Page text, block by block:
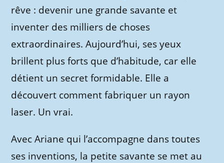
rêve : devenir une grande savante et
inventer des milliers de choses
extraordinaires. Aujourd’hui, ses yeux
brillent plus forts que d’habitude, car elle
détient un secret formidable. Elle a
découvert comment fabriquer un rayon
laser. Un vrai.
Avec Ariane qui l’accompagne dans toutes
ses inventions, la petite savante se met au